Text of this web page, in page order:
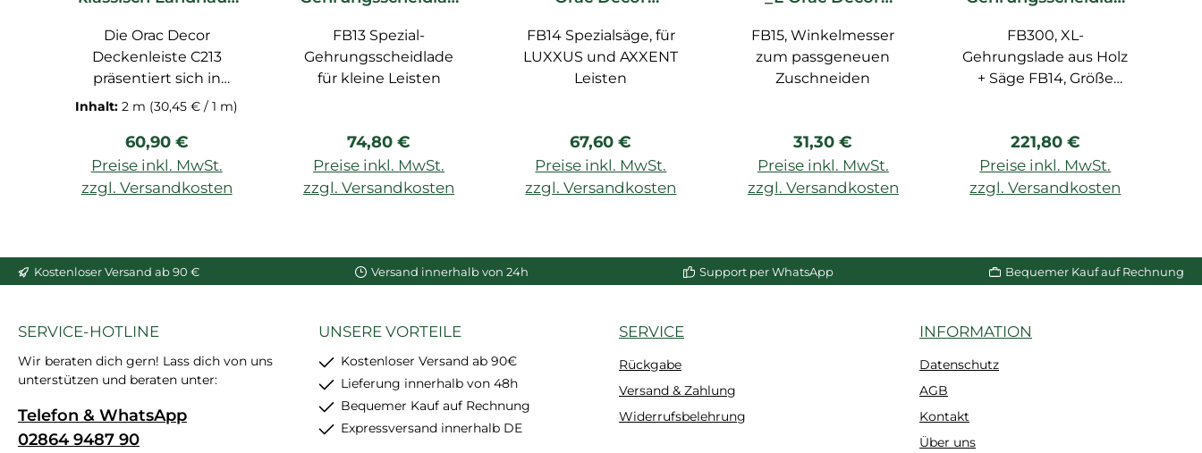
Stuckleiste
Die Orac Decor
Deckenleiste C213
präsentiert sich in
einem zeitlosen
symmetrischen Linien
eignen sich perfekt für
Landhausstil-
Wandgestaltungen im
Küche und dem Flur.
Dank ihres Materials
aus Polyurethan-
überstreichbar,
wasserfest, äußerst
Inhalt:2 m (30,45 € / 1 m)
Regulärer Preis:
60,90 €
Preise inkl. MwSt.
zzgl. Versandkosten
Zubehör
FB13 Spezial-
Gehrungsscheidlade
für kleine Leisten
Regulärer Preis:
74,80 €
Preise inkl. MwSt.
zzgl. Versandkosten
FB14 Spezialsäge, für
LUXXUS und AXXENT
Leisten
Regulärer Preis:
67,60 €
Preise inkl. MwSt.
zzgl. Versandkosten
FB15, Winkelmesser
zum passgeneuen
Zuschneiden
Regulärer Preis:
31,30 €
Preise inkl. MwSt.
zzgl. Versandkosten
Zubehör
FB300, XL-
Gehrungslade aus Holz
+ Säge FB14, Größe
Regulärer Preis:
221,80 €
Preise inkl. MwSt.
zzgl. Versandkosten
Kostenloser Versand ab 90 € Versand innerhalb von 24h Support per WhatsApp Bequemer Kauf auf Rechnung
SERVICE-HOTLINE
Wir beraten dich gern! Lass dich von uns
unterstützen und beraten unter:
Telefon & WhatsApp
02864 9487 90
UNSERE VORTEILE
Kostenloser Versand ab 90€
Lieferung innerhalb von 48h
Bequemer Kauf auf Rechnung
Expressversand innerhalb DE
SERVICE
Rückgabe
Versand & Zahlung
Widerrufsbelehrung
INFORMATION
Datenschutz
AGB
Kontakt
Über uns